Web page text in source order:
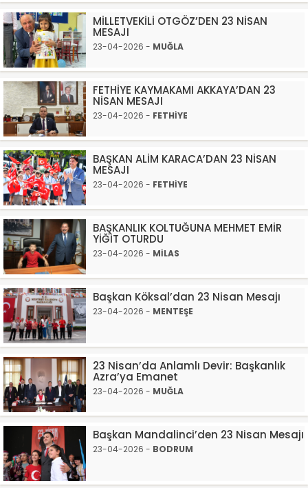
MİLLETVEKİLİ OTGÖZ’DEN 23 NİSAN
MESAJI
23-04-2026 - MUĞLA
FETHİYE KAYMAKAMI AKKAYA’DAN 23
NİSAN MESAJI
23-04-2026 - FETHİYE
BAŞKAN ALİM KARACA’DAN 23 NİSAN
MESAJI
23-04-2026 - FETHİYE
BAŞKANLIK KOLTUĞUNA MEHMET EMİR
YİĞİT OTURDU
23-04-2026 - MİLAS
Başkan Köksal’dan 23 Nisan Mesajı
23-04-2026 - MENTEŞE
23 Nisan’da Anlamlı Devir: Başkanlık
Azra’ya Emanet
23-04-2026 - MUĞLA
Başkan Mandalinci’den 23 Nisan Mesajı
23-04-2026 - BODRUM